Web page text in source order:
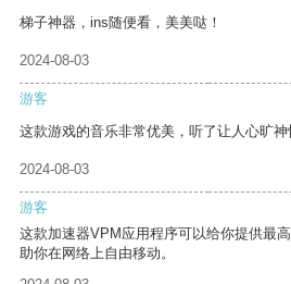
梯子神器，ins随便看，美美哒！
2024-08-03
游客
这款游戏的音乐非常优美，听了让人心旷神
2024-08-03
游客
这款加速器VPM应用程序可以给你提供最
助你在网络上自由移动。